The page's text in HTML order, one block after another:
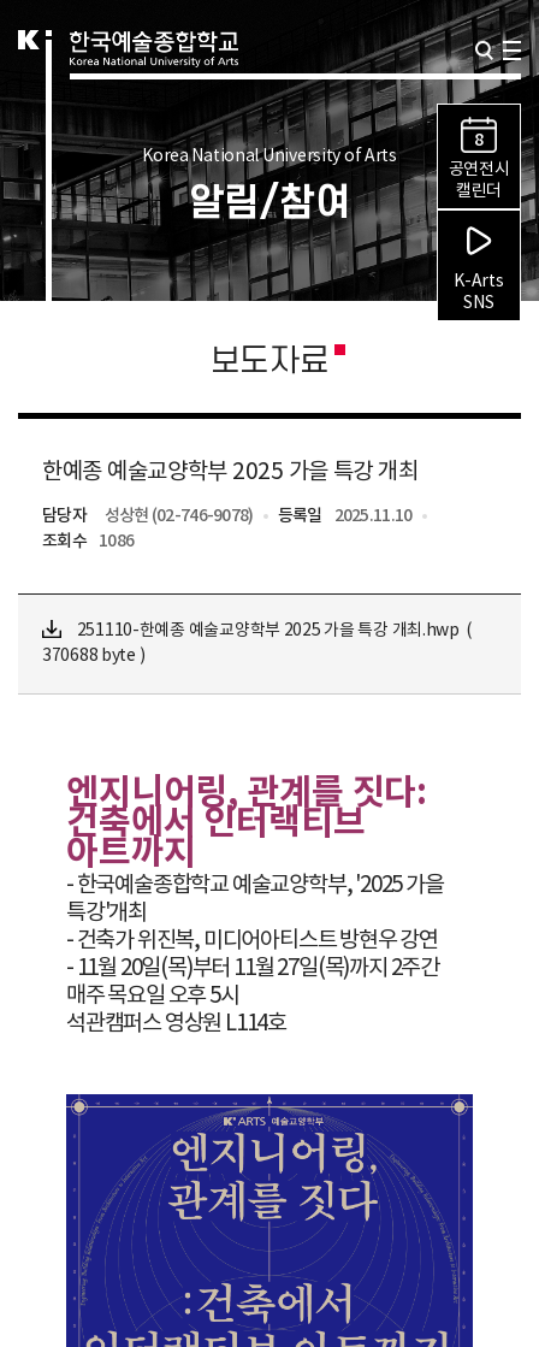
8
공연전시
캘린더
K-Arts
SNS
Korea National University of Arts
알림/참여
보도자료
한예종 예술교양학부 2025 가을 특강 개최
담당자 성상현 (02-746-9078) 등록일
2025.11.10
조회수
1086
251110-한예종 예술교양학부 2025 가을 특강 개최.hwp (
370688 byte )
엔지니어링, 관계를 짓다:
건축에서 인터랙티브
아트까지
-한국예술종합학교 예술교양학부, '2025가을
특강'개최
-건축가 위진복, 미디어아티스트 방현우 강연
- 11월 20일(목)부터 11월27일(목)까지 2주간
매주 목요일 오후5시
석관캠퍼스 영상원 L114호